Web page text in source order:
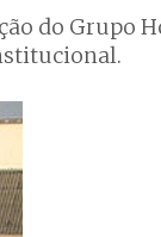
do Grupo